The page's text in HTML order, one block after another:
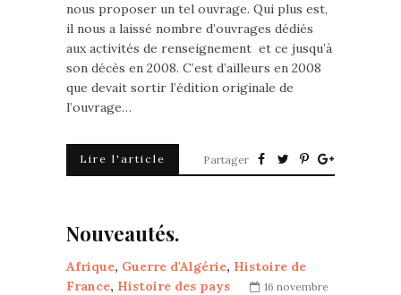
nous proposer un tel ouvrage. Qui plus est,
il nous a laissé nombre d’ouvrages dédiés
aux activités de renseignement et ce jusqu’à
son décès en 2008. C’est d’ailleurs en 2008
que devait sortir l’édition originale de
l’ouvrage…
Lire l'article Partager
Nouveautés.
Afrique, Guerre d'Algérie, Histoire de
France, Histoire des pays
16 novembre